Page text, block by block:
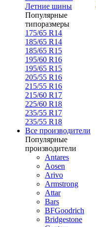
Летние шины
Популярные
типоразмеры
175/65 R14
185/65 R14
185/65 R15
195/60 R16
195/65 R15
205/55 R16
215/55 R16
215/60 R17
225/60 R18
235/55 R17
235/55 R18
Все производители
Популярные
производители
Antares
Aosen
Arivo
Armstrong
Attar
Bars
BFGoodrich
Bridgestone